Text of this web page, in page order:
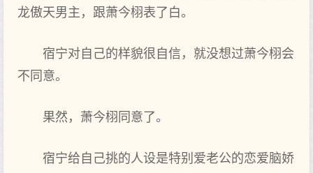
龙傲天男主，跟萧今栩表了白。
宿宁对自己的样貌很自信，就没想过萧今栩会
不同意。
果然，萧今栩同意了。
宿宁给自己挑的人设是特别爱老公的恋爱脑娇